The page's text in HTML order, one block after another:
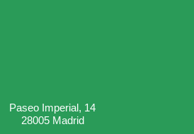
Paseo Imperial, 14
28005 Madrid